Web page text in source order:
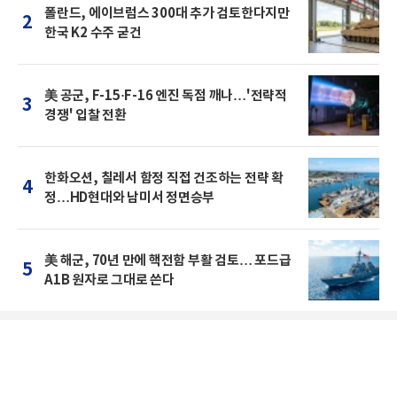
2
폴란드, 에이브럼스 300대 추가 검토한다지만
한국 K2 수주 굳건
3
美 공군, F-15·F-16 엔진 독점 깨나…'전략적
경쟁' 입찰 전환
4
한화오션, 칠레서 함정 직접 건조하는 전략 확
정…HD현대와 남미서 정면승부
5
美 해군, 70년 만에 핵전함 부활 검토… 포드급
A1B 원자로 그대로 쓴다